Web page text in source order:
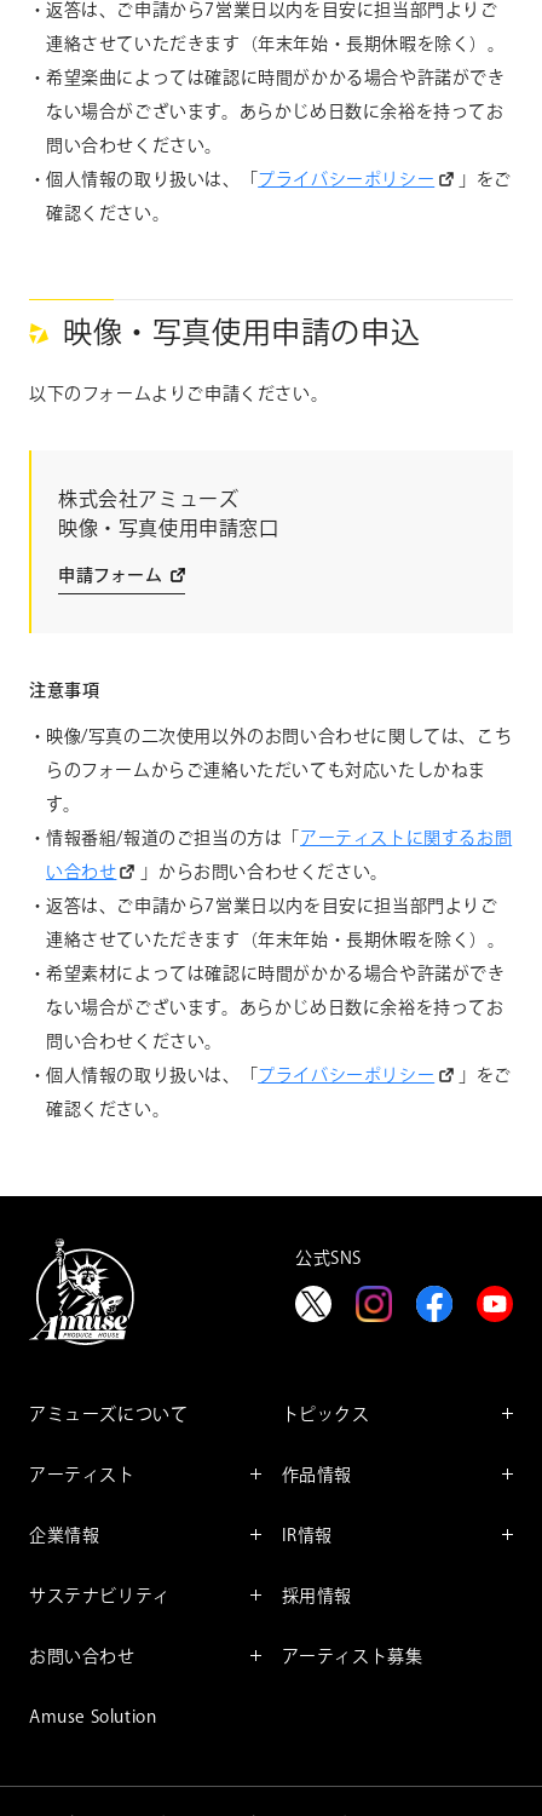
返答は、ご申請から7営業日以内を目安に担当部門よりご
連絡させていただきます（年末年始・長期休暇を除く）。
希望楽曲によっては確認に時間がかかる場合や許諾ができ
ない場合がございます。あらかじめ日数に余裕を持ってお
問い合わせください。
個人情報の取り扱いは、「 プライバシーポリシー
」をご
確認ください。
映像・写真使用申請の申込
以下のフォームよりご申請ください。
株式会社アミューズ
映像・写真使用申請窓口
申請フォーム
注意事項
映像/写真の二次使用以外のお問い合わせに関しては、こち
らのフォームからご連絡いただいても対応いたしかねま
す。
情報番組/報道のご担当の方は「
アーティストに関するお問
い合わせ
」からお問い合わせください。
返答は、ご申請から7営業日以内を目安に担当部門よりご
連絡させていただきます（年末年始・長期休暇を除く）。
希望素材によっては確認に時間がかかる場合や許諾ができ
ない場合がございます。あらかじめ日数に余裕を持ってお
問い合わせください。
個人情報の取り扱いは、「 プライバシーポリシー
」をご
確認ください。
公式SNS
アミューズについて
アーティスト
企業情報
企業理念
サステナビリティ
アミューズのサステナビリテ
重要課題
お問い合わせ
Amuse Solution
トピックス
レポート
作品情報
コミック
IR情報
IRマネージメント
採用情報
アーティスト募集